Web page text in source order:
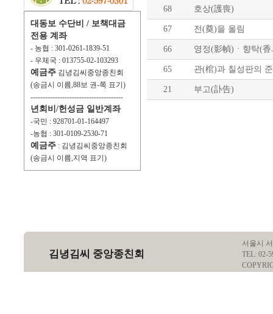
대동보 수단비 / 보책대금
전용 계좌
- 농협 : 301-0261-1839-51
- 우체국 : 013755-02-103293
예금주 김녕김씨중앙종친회
(송금시 이름,88보 권-쪽 표기)
--------------------------------------
년회비/헌성금 일반계좌
-국민 : 928701-01-164497
-농협 : 301-0109-2530-71
예금주 : 김녕김씨중앙종친회
(송금시 이름,지역 표기)
68 호상(護喪)
67 전(奠)을 올림
66 영정(影幀)ㆍ향탁(香
65 관(棺)과 칠성판의
21 부고(訃告)
김녕김씨 중앙종친회
서울시
TEL: 02-